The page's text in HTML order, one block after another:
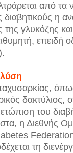
από τα
η
γλυκόζης
επειδή
δακτύλιος,
του
η Διεθνής
τη